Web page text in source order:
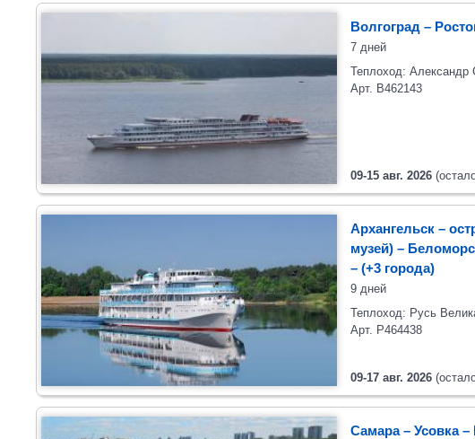
Волгоград –
7 дней
Теплоход: Александр
09-15 авг. 2026
Арт. В462143
Архангельск –
музей) –
– (+3 города)
9 дней
Теплоход: Русь
09-17 авг. 2026
Арт. Р464438
Самара – Усовка